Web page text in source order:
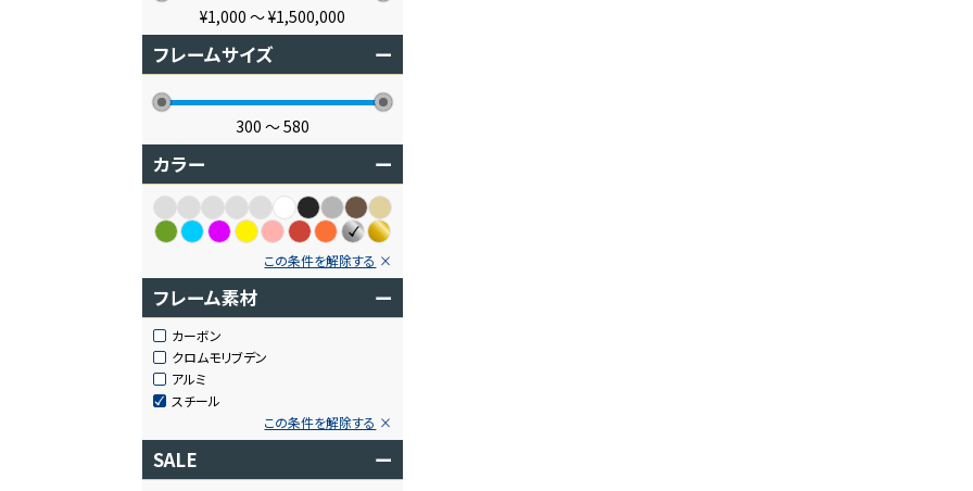
¥1,000 〜¥1,500,000
フレームサイズ ー
300 〜580
カラー ー
この条件を解除する
フレーム素材 ー
カーボン
クロムモリブデン
アルミ
スチール
この条件を解除する
SALE ー